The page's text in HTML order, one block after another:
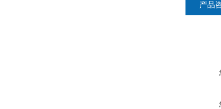
产品